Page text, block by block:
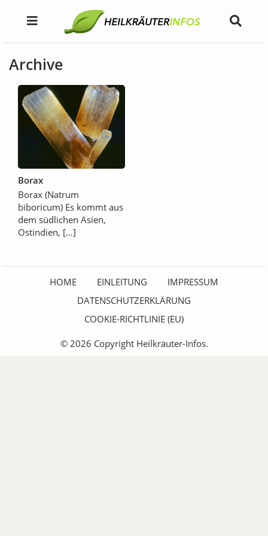
Archive
Borax
Borax (Natrum
biboricum) Es kommt aus
dem südlichen Asien,
Ostindien, […]
HOME EINLEITUNG
IMPRESSUM
DATENSCHUTZERKLÄRUNG
COOKIE-RICHTLINIE (EU)
© 2026 Copyright Heilkräuter-Infos.